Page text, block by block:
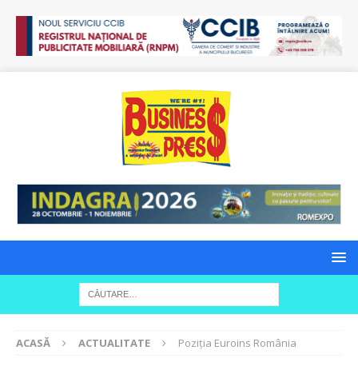
ACASĂ ACTUALITATE Poziția Euroins România